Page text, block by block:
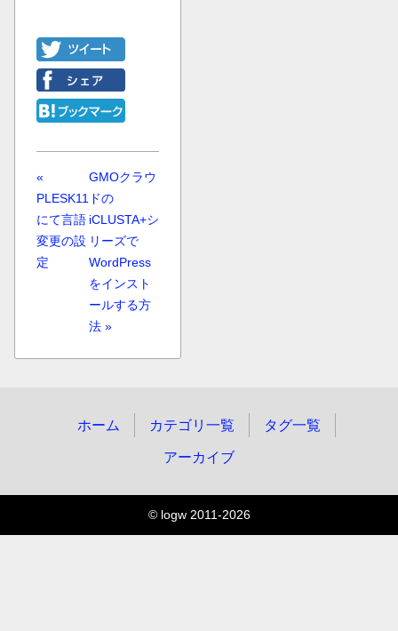
«
PLESK11
にて言語
変更の設
定
GMOクラウ
ドの
iCLUSTA+シ
リーズで
WordPress
をインスト
ールする方
法 »
ホーム カテゴリ一覧 タグ一覧
アーカイブ
© logw 2011-2026